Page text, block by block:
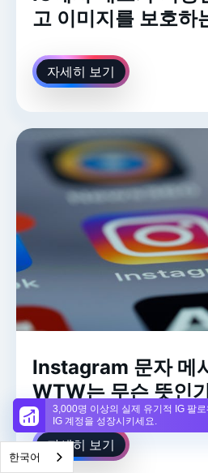
3,000명 이상의 실제 유기적 IG 팔로
IG 계정을 성장시키세요.
고 이미지를 보호하
자세히 보기
Instagram 문자 메
WTW는 무슨 뜻인
자세히 보기
한국어